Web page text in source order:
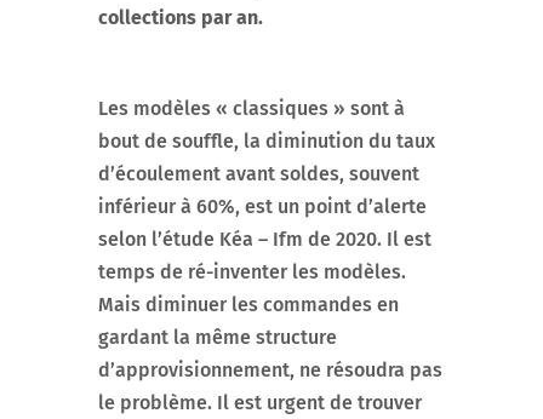
collections par an.
Les modèles « classiques » sont à
bout de souffle, la diminution du taux
d’écoulement avant soldes, souvent
inférieur à 60%, est un point d’alerte
selon l’étude Kéa – Ifm de 2020. Il est
temps de ré-inventer les modèles.
Mais diminuer les commandes en
gardant la même structure
d’approvisionnement, ne résoudra pas
le problème. Il est urgent de trouver